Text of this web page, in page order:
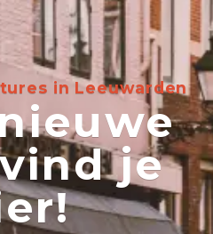
in Leeuwarden
je